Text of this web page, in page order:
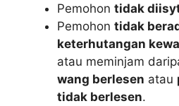
Pemohon tidak
Pemohon tidak
keterhutangan
atau meminjam
wang berlesen atau
tidak berlesen.